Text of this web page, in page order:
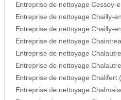
Entreprise de nettoyage Cessoy-
Entreprise de nettoyage Chailly-
Entreprise de nettoyage Chailly-
Entreprise de nettoyage
Entreprise de nettoyage
Entreprise de nettoyage
Entreprise de nettoyage Chalifert
Entreprise de nettoyage